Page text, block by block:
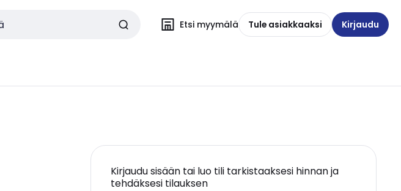
Etsi myymälä Tule asiakkaaksi Kirjaudu
Kirjaudu sisään tai luo tili tarkistaaksesi hinnan ja
tehdäksesi tilauksen